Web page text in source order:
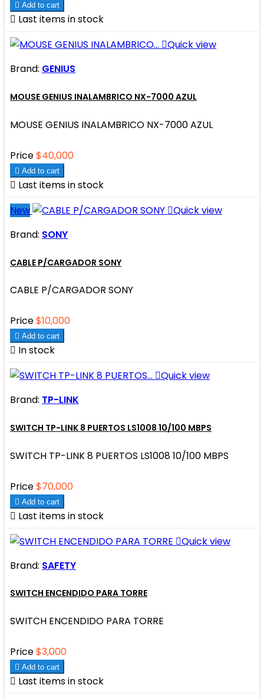
 Add to cart
 Last items in stock
Quick view
Brand: GENIUS
MOUSE GENIUS INALAMBRICO NX-7000 AZUL
MOUSE GENIUS INALAMBRICO NX-7000 AZUL
Price$40,000
 Add to cart
 Last items in stock
New
Quick view
Brand: SONY
CABLE P/CARGADOR SONY
CABLE P/CARGADOR SONY
Price$10,000
 Add to cart
 In stock
Quick view
Brand: TP-LINK
SWITCH TP-LINK 8 PUERTOS LS1008 10/100 MBPS
SWITCH TP-LINK 8 PUERTOS LS1008 10/100 MBPS
Price$70,000
 Add to cart
 Last items in stock
Quick view
Brand: SAFETY
SWITCH ENCENDIDO PARA TORRE
SWITCH ENCENDIDO PARA TORRE
Price$3,000
 Add to cart
 Last items in stock